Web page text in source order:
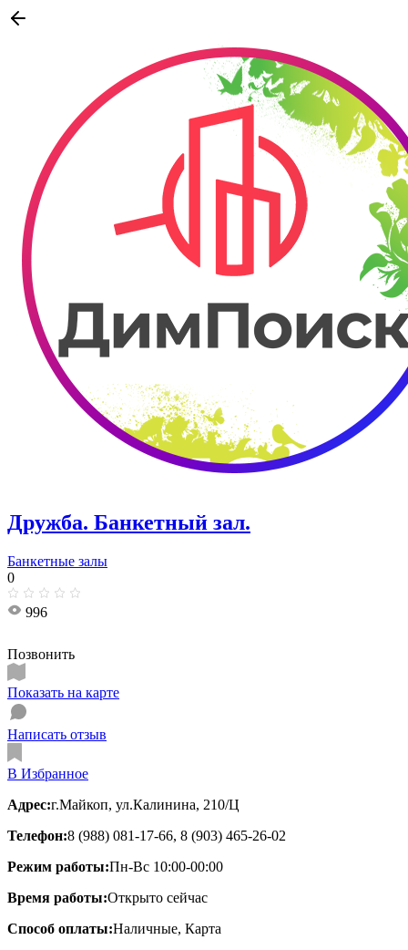
Дружба. Банкетный зал.
Банкетные залы
0
996
Позвонить
Показать на карте
Написать отзыв
В Избранное
Адрес:г.Майкоп, ул.​Калинина, 210/Ц
Телефон:8 (988) 081-17-66, 8 (903) 465-26-02
Режим работы:Пн-Вс 10:00-00:00
Время работы:Открыто сейчас
Способ оплаты:Наличные, Карта